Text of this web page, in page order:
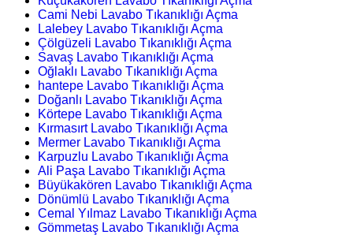
Cami Nebi Lavabo Tıkanıklığı Açma
Lalebey Lavabo Tıkanıklığı Açma
Çölgüzeli Lavabo Tıkanıklığı Açma
Savaş Lavabo Tıkanıklığı Açma
Oğlaklı Lavabo Tıkanıklığı Açma
hantepe Lavabo Tıkanıklığı Açma
Doğanlı Lavabo Tıkanıklığı Açma
Körtepe Lavabo Tıkanıklığı Açma
Kırmasırt Lavabo Tıkanıklığı Açma
Mermer Lavabo Tıkanıklığı Açma
Karpuzlu Lavabo Tıkanıklığı Açma
Ali Paşa Lavabo Tıkanıklığı Açma
Büyükakören Lavabo Tıkanıklığı Açma
Dönümlü Lavabo Tıkanıklığı Açma
Cemal Yılmaz Lavabo Tıkanıklığı Açma
Gömmetaş Lavabo Tıkanıklığı Açma